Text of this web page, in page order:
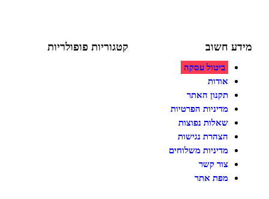
חשוב
ביטול עסקה
תקנון האתר
מדיניות הפרטיות
שאלות נפוצות
הצהרת נגישות
מדיניות משלוחים
צור קשר
מפת אתר
קטגוריות פופולריות